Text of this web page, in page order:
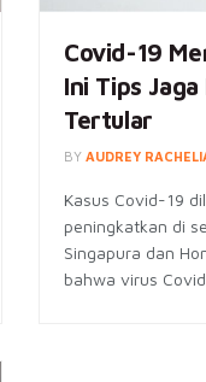
Covid-19
Ini Tips
Tertular
BY AUDREY
Kasus Covid-19
peningkatkan di
Singapura dan
bahwa virus